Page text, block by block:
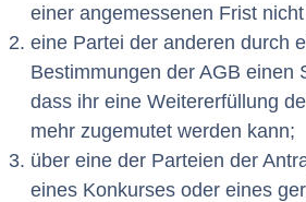
einer angemessenen Frist
eine Partei der anderen durch
Bestimmungen der AGB einen
dass ihr eine Weitererfüllung
mehr zugemutet werden kann;
über eine der Parteien der
eines Konkurses oder eines